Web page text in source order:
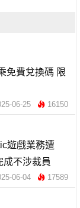
免費兌換碼 限
06-25 16150
遊戲業務遭
不涉裁員
06-04 17589